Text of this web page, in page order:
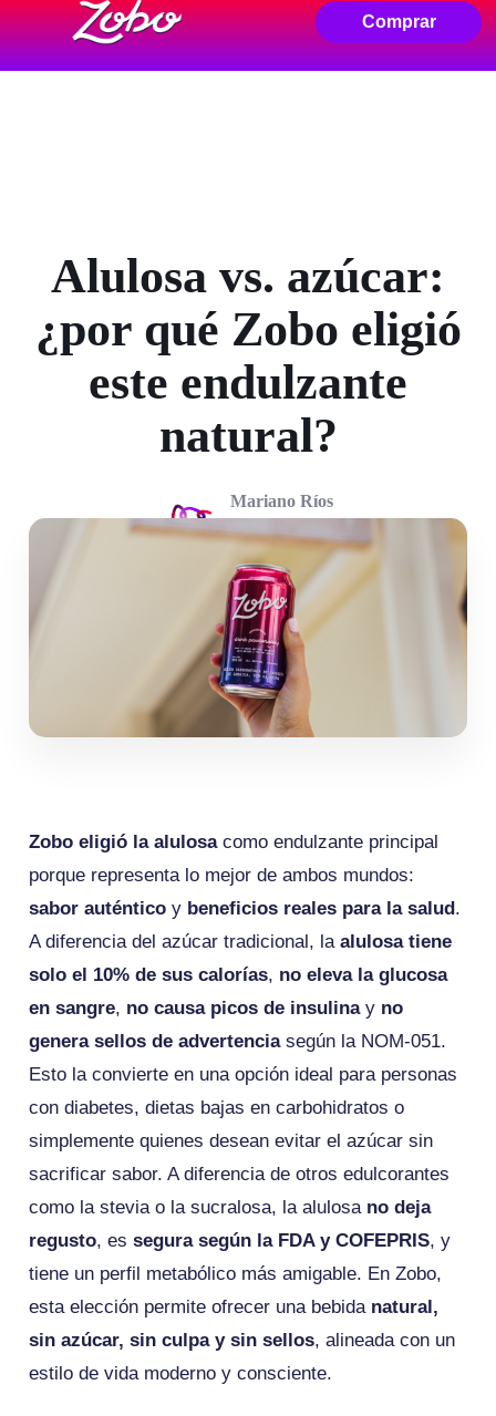
Comprar
Alulosa vs. azúcar:
¿por qué Zobo eligió
este endulzante
natural?
Mariano Ríos
junio 05, 2025
Zobo eligió la alulosacomo endulzante principal
porque representa lo mejor de ambos mundos:
sabor auténtico y beneficios reales para la salud.
A diferencia del azúcar tradicional, laalulosa tiene
solo el 10% de sus calorías, no eleva la glucosa
en sangre, no causa picos de insulinay no
genera sellos de advertenciasegún la NOM-051.
Esto la convierte en una opción ideal para personas
con diabetes, dietas bajas en carbohidratos o
simplemente quienes desean evitar el azúcar sin
sacrificar sabor. A diferencia de otros edulcorantes
como la stevia o la sucralosa, la alulosa no deja
regusto, essegura según la FDA y COFEPRIS, y
tiene un perfil metabólico más amigable. En Zobo,
esta elección permite ofrecer una bebida natural,
sin azúcar, sin culpa y sin sellos, alineada con un
estilo de vida moderno y consciente.